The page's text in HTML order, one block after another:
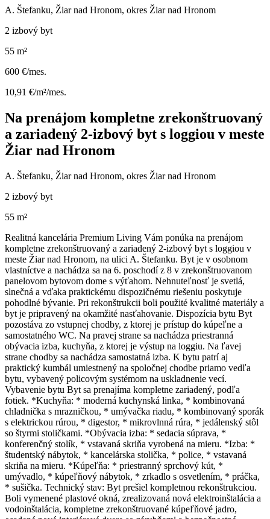
A. Štefanku, Žiar nad Hronom, okres Žiar nad Hronom
2 izbový byt
55 m²
600 €/mes.
10,91 €/m²/mes.
Na prenájom kompletne zrekonštruovaný
a zariadený 2-izbový byt s loggiou v meste
Žiar nad Hronom
A. Štefanku, Žiar nad Hronom, okres Žiar nad Hronom
2 izbový byt
55 m²
Realitná kancelária Premium Living Vám ponúka na prenájom
kompletne zrekonštruovaný a zariadený 2-izbový byt s loggiou v
meste Žiar nad Hronom, na ulici A. Štefanku. Byt je v osobnom
vlastníctve a nachádza sa na 6. poschodí z 8 v zrekonštruovanom
panelovom bytovom dome s výťahom. Nehnuteľnosť je svetlá,
slnečná a vďaka praktickému dispozičnému riešeniu poskytuje
pohodlné bývanie. Pri rekonštrukcii boli použité kvalitné materiály a
byt je pripravený na okamžité nasťahovanie. Dispozícia bytu Byt
pozostáva zo vstupnej chodby, z ktorej je prístup do kúpeľne a
samostatného WC. Na pravej strane sa nachádza priestranná
obývacia izba, kuchyňa, z ktorej je výstup na loggiu. Na ľavej
strane chodby sa nachádza samostatná izba. K bytu patrí aj
praktický kumbál umiestnený na spoločnej chodbe priamo vedľa
bytu, vybavený policovým systémom na uskladnenie vecí.
Vybavenie bytu Byt sa prenajíma kompletne zariadený, podľa
fotiek. *Kuchyňa: * moderná kuchynská linka, * kombinovaná
chladnička s mrazničkou, * umývačka riadu, * kombinovaný sporák
s elektrickou rúrou, * digestor, * mikrovlnná rúra, * jedálenský stôl
so štyrmi stoličkami. *Obývacia izba: * sedacia súprava, *
konferenčný stolík, * vstavaná skriňa vyrobená na mieru. *Izba: *
študentský nábytok, * kancelárska stolička, * police, * vstavaná
skriňa na mieru. *Kúpeľňa: * priestranný sprchový kút, *
umývadlo, * kúpeľňový nábytok, * zrkadlo s osvetlením, * práčka,
* sušička. Technický stav: Byt prešiel kompletnou rekonštrukciou.
Boli vymenené plastové okná, zrealizovaná nová elektroinštalácia a
vodoinštalácia, kompletne zrekonštruované kúpeľňové jadro,